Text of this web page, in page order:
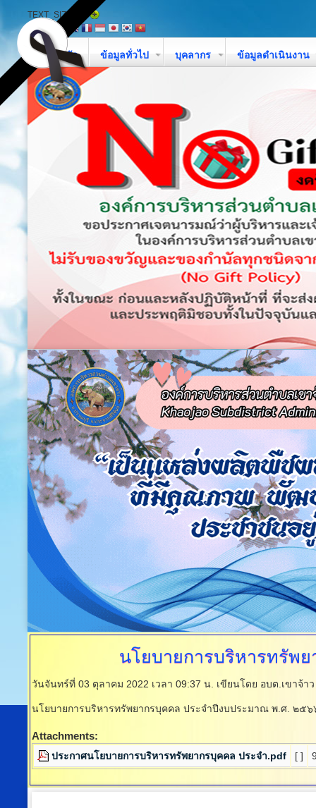
TEXT_SIZE
หน้าหลัก ข้อมูลทั่วไป บุคลากร ข้อมูลดำเนินงาน
นโยบายการบริหารทรัพ
วันจันทร์ที่ 03 ตุลาคม 2022 เวลา 09:37 น. เขียนโดย อบต.เขาจ้าว
นโยบายการบริหารทรัพยากรบุคคล ประจำปีงบประมาณ พ.ศ. ๒๕๖
Attachments:
ประกาศนโยบายการบริหารทรัพยากรบุคคล ประจำ.pdf [ ]